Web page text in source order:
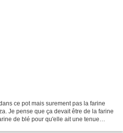
ce pot mais surement pas la farine
Je pense que ça devait être de la farine
de blé pour qu'elle ait une tenue